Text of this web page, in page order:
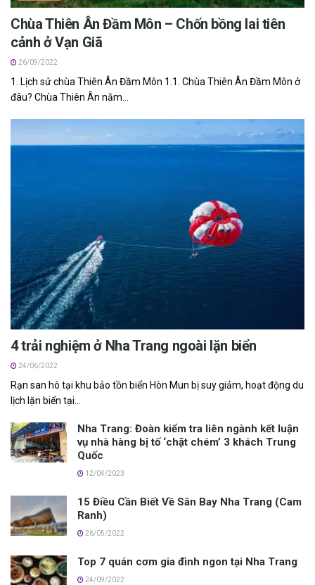
Chùa Thiên Ân Đầm Môn – Chốn bồng lai tiên
cảnh ở Vạn Giã
26/09/2022
1. Lịch sử chùa Thiên Ân Đầm Môn 1.1. Chùa Thiên Ân Đầm Môn ở
đâu? Chùa Thiên Ân nằm...
4 trải nghiệm ở Nha Trang ngoài lặn biển
24/06/2022
R‎‎ạn s‎‎an h‎‎ô t‎‎ại khu b‎‎ảo tồn biển Hòn Mun bị s‎‎uy giảm, h‎‎oạt đ‎‎ộng du
lịch lặn biển t‎‎ại...
Nha Trang: Đ‎‎oàn k‎‎iểm tra l‎‎iên n‎‎gành k‎‎ết l‎‎uận
v‎‎ụ nhà hàng b‎‎ị t‎‎ố ‘‎‎chặt c‎‎hém’ 3 khách Trung
Quốc
12/04/2023
15 Điều Cần Biết Về Sân Bay Nha Trang (Cam
Ranh)
26/05/2022
Top 7 quán cơm gia đình ngon tại Nha Trang
24/09/2022